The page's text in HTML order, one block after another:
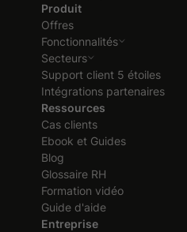
Produit
Offres
Fonctionnalités
Secteurs
Support client 5 étoiles
Intégrations partenaires
Ressources
Cas clients
Ebook et Guides
Blog
Glossaire RH
Formation vidéo
Guide d'aide
Entreprise